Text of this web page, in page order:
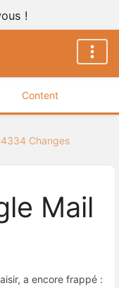
!
Content
Changes
Mail
a encore frappé :